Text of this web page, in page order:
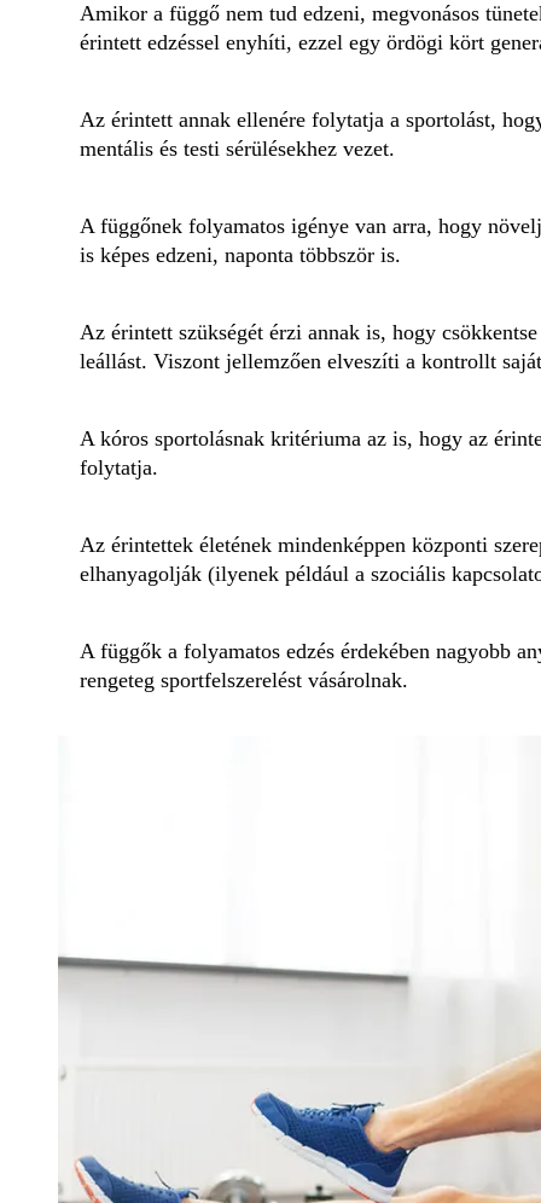
Amikor a függő nem tud edzeni, megvonásos
érintett edzéssel enyhíti, ezzel egy ördögi kört
Az érintett annak ellenére folytatja a sportolást,
mentális és testi sérülésekhez vezet.
A függőnek folyamatos igénye van arra, hogy
is képes edzeni, naponta többször is.
Az érintett szükségét érzi annak is, hogy
leállást. Viszont jellemzően elveszíti a kontrollt
A kóros sportolásnak kritériuma az is, hogy az
folytatja.
Az érintettek életének mindenképpen központi
elhanyagolják (ilyenek például a szociális
A függők a folyamatos edzés érdekében nagyobb
rengeteg sportfelszerelést vásárolnak.